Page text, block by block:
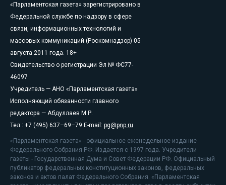
«Парламентская газета» зарегистрировано в
Федеральной службе по надзору в сфере
связи, информационных технологий и
массовых коммуникаций (Роскомнадзор) 05
августа 2011 года. 18+
Свидетельство о регистрации Эл № ФС77-
46097
Учредитель — АНО «Парламентская газета»
Исполняющий обязанности главного
редактора — Абдуллаев М.Р.
Тел.: +7 (495) 637–69–79 E-mail: pg@pnp.ru
«Парламентская газета» - официальное еженедельное издание
Федерального Собрания РФ. Издается с 1997 года. Учредители
газеты - Государственная Дума и Совет Федерации РФ. Официальный
публикатор федеральных конституционных законов, федеральных
законов и актов палат Федерального Собрания. «Парламентская